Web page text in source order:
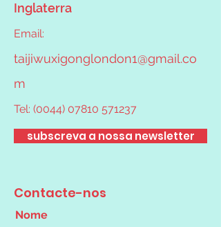
Inglaterra
Email:
taijiwuxigonglondon1@gmail.co
m
Tel: (0044) 07810 571237
subscreva a nossa newsletter
Contacte-nos
Nome